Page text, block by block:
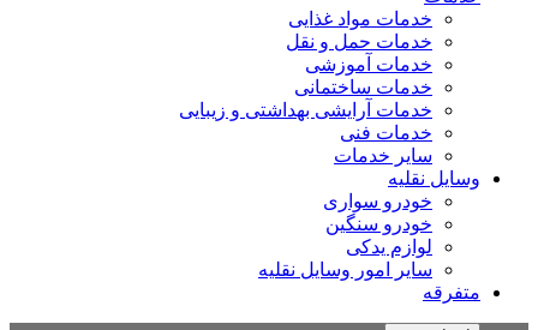
خدمات مواد غذایی
خدمات حمل و نقل
خدمات آموزشی
خدمات ساختمانی
خدمات آرایشی بهداشتی و زیبایی
خدمات فنی
سایر خدمات
وسایل نقلیه
خودرو سواری
خودرو سنگین
لوازم یدکی
سایر امور وسایل نقلیه
متفرقه